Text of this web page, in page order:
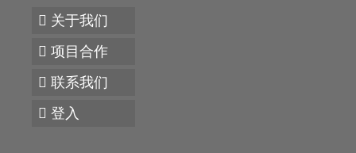
关于我们
项目合作
联系我们
登入